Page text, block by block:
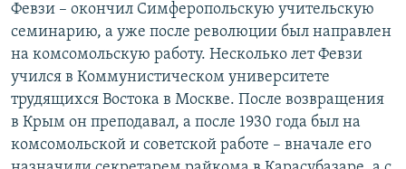
Февзи – окончил Симферопольскую учительскую
семинарию, а уже после революции был направлен
на комсомольскую работу. Несколько лет Февзи
учился в Коммунистическом университете
трудящихся Востока в Москве. После возвращения
в Крым он преподавал, а после 1930 года был на
комсомольской и советской работе – вначале его